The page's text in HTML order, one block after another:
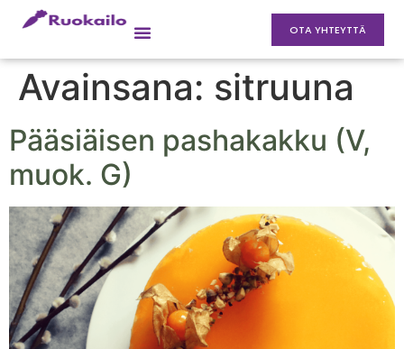
OTA YHTEYTTÄ
Avainsana: sitruuna
Pääsiäisen pashakakku (V,
muok. G)